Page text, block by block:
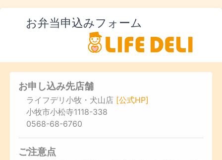
お弁当申込みフォーム
お申し込み先店舗
ライフデリ小牧・犬山店 [公式HP]
小牧市小松寺1118-338
0568-68-6760
ご注意点